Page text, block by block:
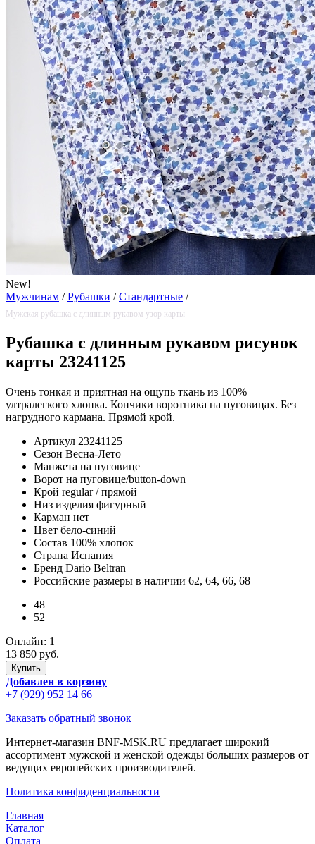
New!
Мужчинам / Рубашки / Стандартные /
Мужская рубашка с длинным рукавом узор карты
Рубашка с длинным рукавом рисунок
карты 23241125
Очень тонкая и приятная на ощупь ткань из 100%
ултралегкого хлопка. Кончики воротника на пуговицах. Без
нагрудного кармана. Прямой крой.
Артикул 23241125
Сезон Весна-Лето
Манжета на пуговице
Ворот на пуговице/button-down
Крой regular / прямой
Низ изделия фигурный
Карман нет
Цвет бело-синий
Состав 100% хлопок
Страна Испания
Бренд Dario Beltran
Российские размеры в наличии 62, 64, 66, 68
48
52
Онлайн: 1
13 850 руб.
Добавлен в корзину
+7 (929) 952 14 66
Заказать обратный звонок
Интернет-магазин BNF-MSK.RU предлагает широкий
ассортимент мужской и женской одежды больших размеров от
ведущих европейских производителей.
Политика конфиденциальности
Главная
Каталог
Оплата